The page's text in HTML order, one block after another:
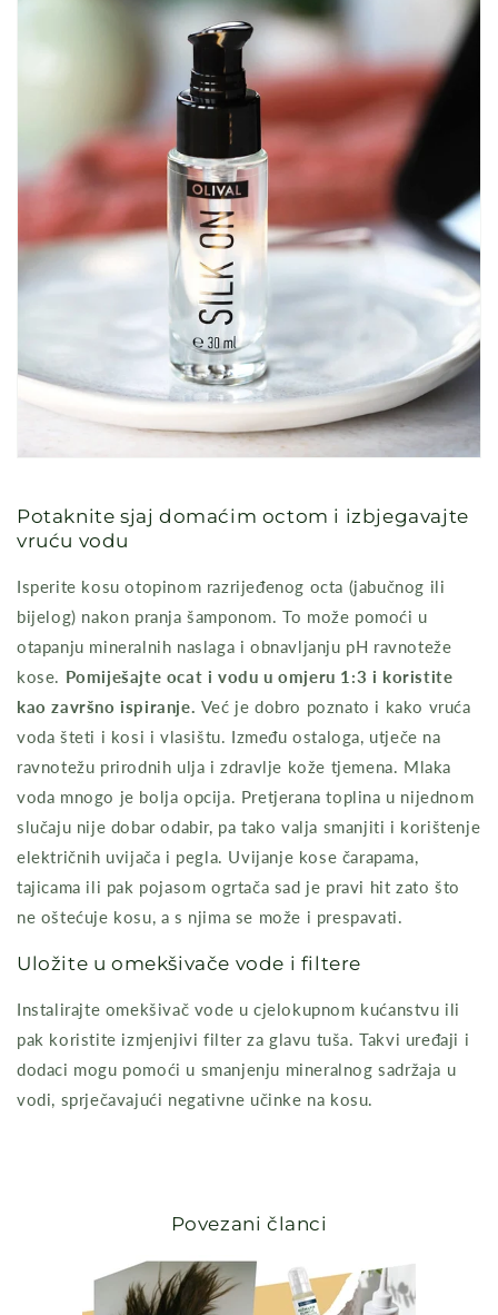
Potaknite sjaj domaćim octom i izbjegavajte
vruću vodu
Isperite kosu otopinom razrijeđenog octa (jabučnog ili
bijelog) nakon pranja šamponom. To može pomoći u
otapanju mineralnih naslaga i obnavljanju pH ravnoteže
kose. Pomiješajte ocat i vodu u omjeru 1:3 i koristite
kao završno ispiranje. Već je dobro poznato i kako vruća
voda šteti i kosi i vlasištu. Između ostaloga, utječe na
ravnotežu prirodnih ulja i zdravlje kože tjemena. Mlaka
voda mnogo je bolja opcija. Pretjerana toplina u nijednom
slučaju nije dobar odabir, pa tako valja smanjiti i korištenje
električnih uvijača i pegla. Uvijanje kose čarapama,
tajicama ili pak pojasom ogrtača sad je pravi hit zato što
ne oštećuje kosu, a s njima se može i prespavati.
Uložite u omekšivače vode i filtere
Instalirajte omekšivač vode u cjelokupnom kućanstvu ili
pak koristite izmjenjivi filter za glavu tuša. Takvi uređaji i
dodaci mogu pomoći u smanjenju mineralnog sadržaja u
vodi, sprječavajući negativne učinke na kosu.
Povezani članci